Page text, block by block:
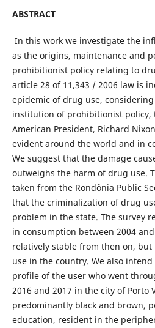
ABSTRACT
In this work we investigate the
as the origins, maintenance and
prohibitionist policy relating to
article 28 of 11,343 / 2006 law is
epidemic of drug use,
institution of prohibitionist policy,
American President, Richard
evident around the world and in
We suggest that the damage
outweighs the harm of drug use.
taken from the Rondônia Public
that the criminalization of drug
problem in the state. The survey
in consumption between 2004
relatively stable from then on,
use in the country. We also
profile of the user who went
2016 and 2017 in the city of Porto
predominantly black and brown,
education, resident in the